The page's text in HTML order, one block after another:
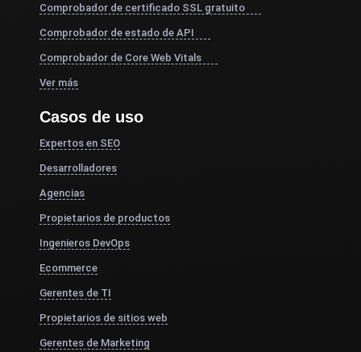
Comprobador de certificado SSL gratuito
Comprobador de estado de API
Comprobador de Core Web Vitals
Ver más
Casos de uso
Expertos en SEO
Desarrolladores
Agencias
Propietarios de productos
Ingenieros DevOps
Ecommerce
Gerentes de TI
Propietarios de sitios web
Gerentes de Marketing